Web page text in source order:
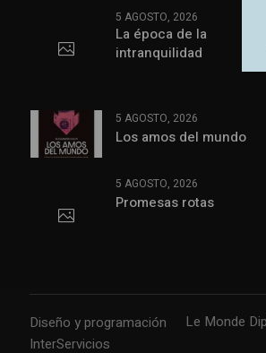
5 AGOSTO, 2026
La época de la
intranquilidad
5 AGOSTO, 2026
Los amos del mundo
5 AGOSTO, 2026
Promesas rotas
Le Monde
Diseño y programación
InterServicios